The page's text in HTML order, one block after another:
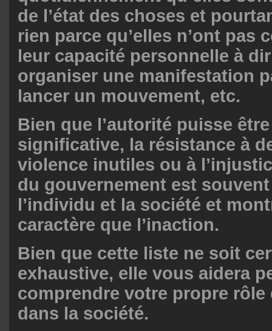
de l’état des choses et
rien parce qu’elles n’ont pas
leur capacité personnelle à
organiser une manifestation
lancer un mouvement, etc.
Bien que l’autorité puisse
significative, la résistance à
violence inutiles ou à
du gouvernement est
l’individu et la société et
caractère que l’inaction.
Bien que cette liste ne soit
exhaustive, elle vous aidera
comprendre votre propre rôle
dans la société.